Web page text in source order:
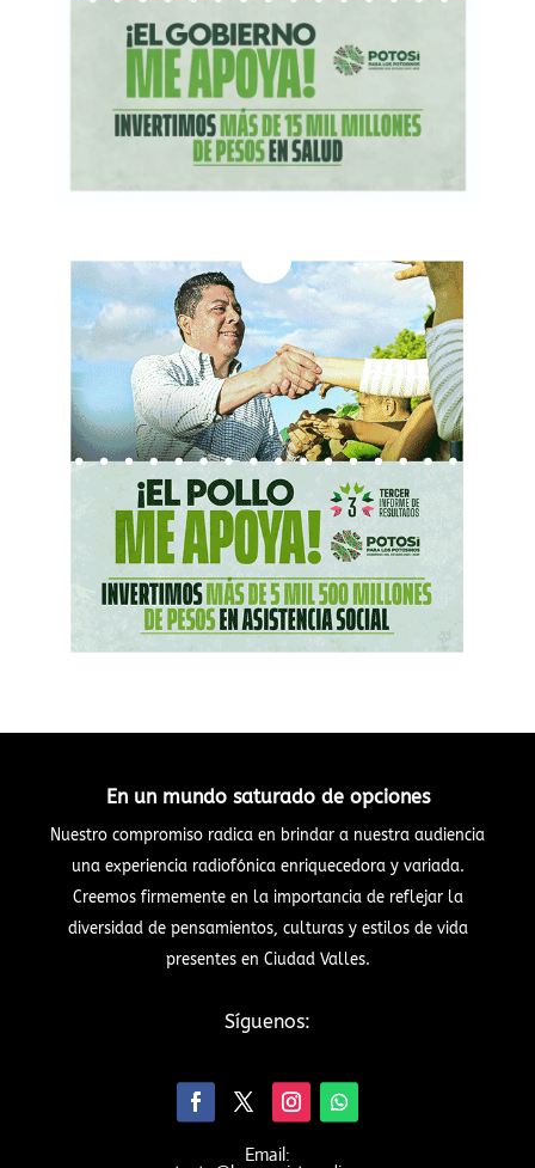
En un mundo saturado de opciones
Nuestro compromiso radica en brindar a nuestra audiencia
una experiencia radiofónica enriquecedora y variada.
Creemos firmemente en la importancia de reflejar la
diversidad de pensamientos, culturas y estilos de vida
presentes en Ciudad Valles.
Síguenos:
Email: